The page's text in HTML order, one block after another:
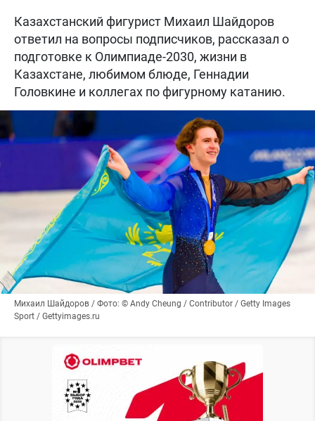
Казахстанский фигурист Михаил Шайдоров
ответил на вопросы подписчиков, рассказал о
подготовке к Олимпиаде-2030, жизни в
Казахстане, любимом блюде, Геннадии
Головкине и коллегах по фигурному катанию.
Михаил Шайдоров / Фото: © Andy Cheung / Contributor / Getty Images
Sport / Gettyimages.ru